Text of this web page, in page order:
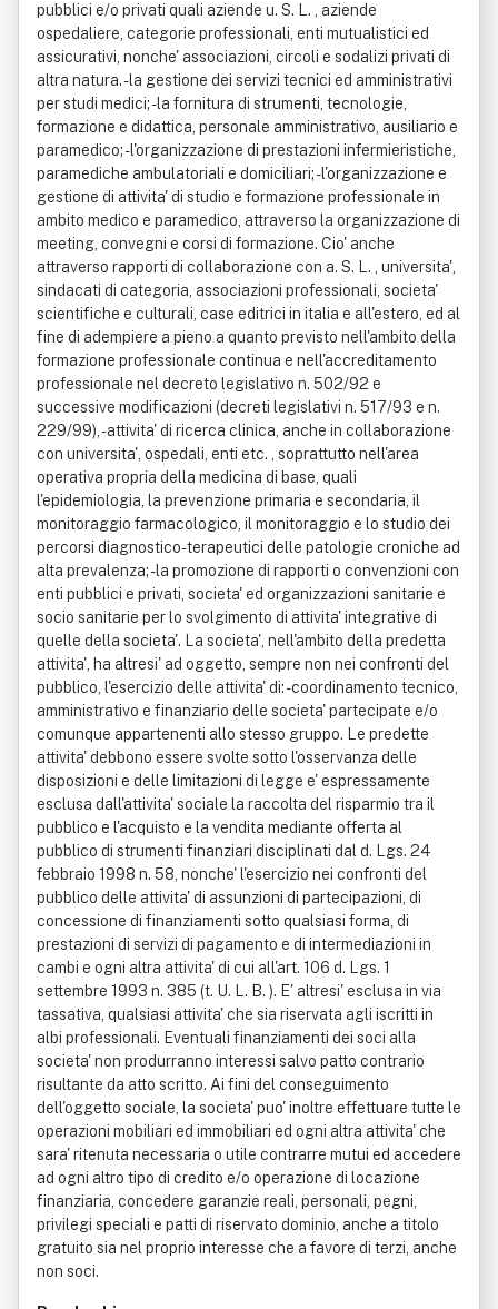
pubblici e/o privati quali aziende u. S. L. , aziende
ospedaliere, categorie professionali, enti mutualistici ed
assicurativi, nonche' associazioni, circoli e sodalizi privati di
altra natura. - la gestione dei servizi tecnici ed amministrativi
per studi medici; - la fornitura di strumenti, tecnologie,
formazione e didattica, personale amministrativo, ausiliario e
paramedico; - l'organizzazione di prestazioni infermieristiche,
paramediche ambulatoriali e domiciliari; - l'organizzazione e
gestione di attivita' di studio e formazione professionale in
ambito medico e paramedico, attraverso la organizzazione di
meeting, convegni e corsi di formazione. Cio' anche
attraverso rapporti di collaborazione con a. S. L. , universita',
sindacati di categoria, associazioni professionali, societa'
scientifiche e culturali, case editrici in italia e all'estero, ed al
fine di adempiere a pieno a quanto previsto nell'ambito della
formazione professionale continua e nell'accreditamento
professionale nel decreto legislativo n. 502/92 e
successive modificazioni (decreti legislativi n. 517/93 e n.
229/99), - attivita' di ricerca clinica, anche in collaborazione
con universita', ospedali, enti etc. , soprattutto nell'area
operativa propria della medicina di base, quali
l'epidemiologia, la prevenzione primaria e secondaria, il
monitoraggio farmacologico, il monitoraggio e lo studio dei
percorsi diagnostico-terapeutici delle patologie croniche ad
alta prevalenza; - la promozione di rapporti o convenzioni con
enti pubblici e privati, societa' ed organizzazioni sanitarie e
socio sanitarie per lo svolgimento di attivita' integrative di
quelle della societa'. La societa', nell'ambito della predetta
attivita', ha altresi' ad oggetto, sempre non nei confronti del
pubblico, l'esercizio delle attivita' di: - coordinamento tecnico,
amministrativo e finanziario delle societa' partecipate e/o
comunque appartenenti allo stesso gruppo. Le predette
attivita' debbono essere svolte sotto l'osservanza delle
disposizioni e delle limitazioni di legge e' espressamente
esclusa dall'attivita' sociale la raccolta del risparmio tra il
pubblico e l'acquisto e la vendita mediante offerta al
pubblico di strumenti finanziari disciplinati dal d. Lgs. 24
febbraio 1998 n. 58, nonche' l'esercizio nei confronti del
pubblico delle attivita' di assunzioni di partecipazioni, di
concessione di finanziamenti sotto qualsiasi forma, di
prestazioni di servizi di pagamento e di intermediazioni in
cambi e ogni altra attivita' di cui all'art. 106 d. Lgs. 1
settembre 1993 n. 385 (t. U. L. B. ). E' altresi' esclusa in via
tassativa, qualsiasi attivita' che sia riservata agli iscritti in
albi professionali. Eventuali finanziamenti dei soci alla
societa' non produrranno interessi salvo patto contrario
risultante da atto scritto. Ai fini del conseguimento
dell'oggetto sociale, la societa' puo' inoltre effettuare tutte le
operazioni mobiliari ed immobiliari ed ogni altra attivita' che
sara' ritenuta necessaria o utile contrarre mutui ed accedere
ad ogni altro tipo di credito e/o operazione di locazione
finanziaria, concedere garanzie reali, personali, pegni,
privilegi speciali e patti di riservato dominio, anche a titolo
gratuito sia nel proprio interesse che a favore di terzi, anche
non soci.